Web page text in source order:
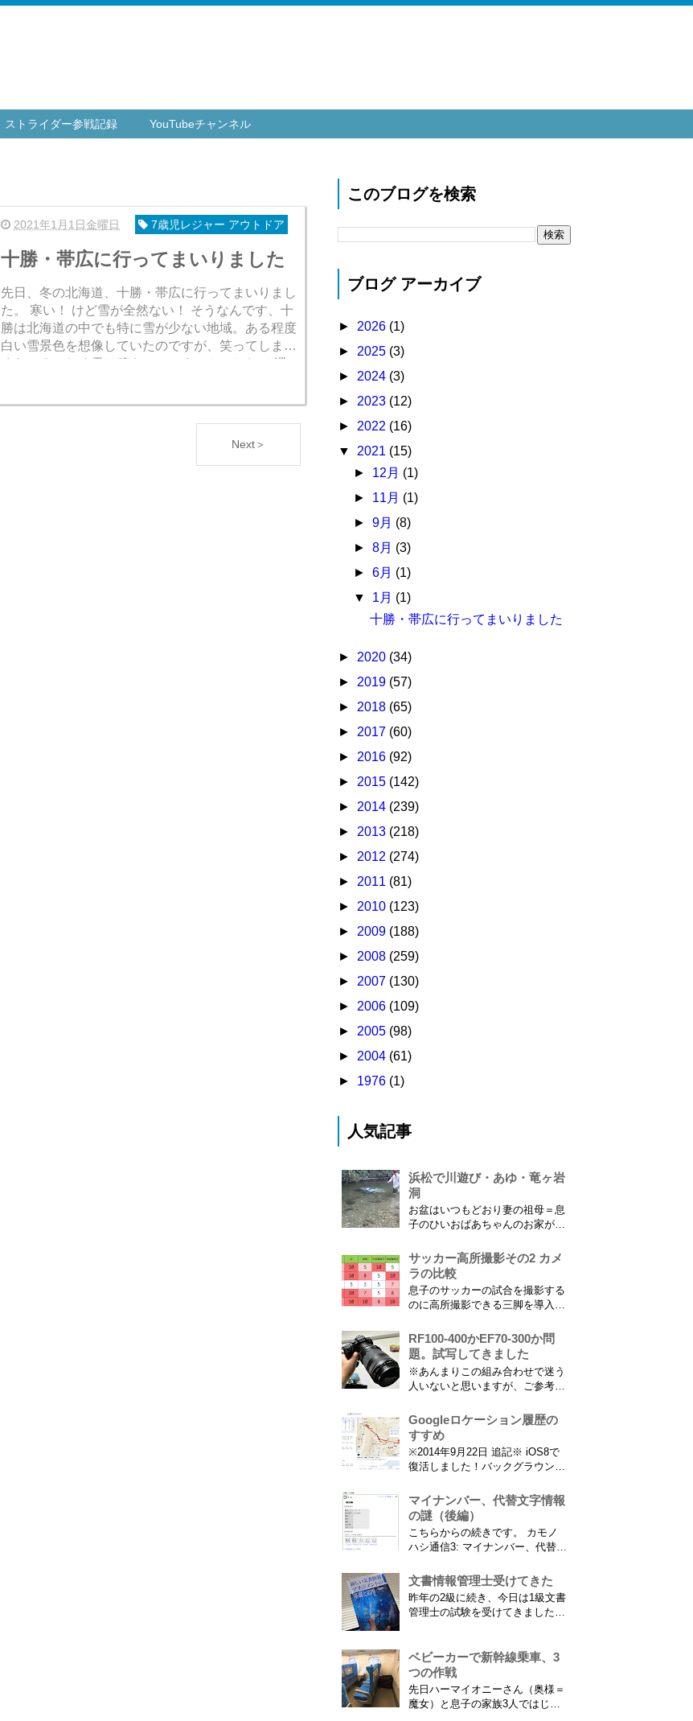
ストライダー参戦記録 YouTubeチャンネル
2021年1月1日金曜日 7歳児レジャー アウトドア
十勝・帯広に行ってまいりました
先日、冬の北海道、十勝・帯広に行ってまいりまし
た。 寒い！ けど雪が全然ない！ そうなんです、十
勝は北海道の中でも特に雪が少ない地域。ある程度
白い雪景色を想像していたのですが、笑ってしまう
くらいまったく雪は積もっていませんでした。 滞
Next＞
このブログを検索
ブログ アーカイブ
► 2026 (1)
► 2025 (3)
► 2024 (3)
► 2023 (12)
► 2022 (16)
▼ 2021 (15)
► 12月 (1)
► 11月 (1)
►9月 (8)
►8月 (3)
►6月 (1)
▼ 1月 (1)
十勝・帯広に行ってまいりました
► 2020 (34)
► 2019 (57)
► 2018 (65)
► 2017 (60)
► 2016 (92)
► 2015 (142)
► 2014 (239)
► 2013 (218)
► 2012 (274)
► 2011 (81)
► 2010 (123)
► 2009 (188)
► 2008 (259)
► 2007 (130)
► 2006 (109)
► 2005 (98)
► 2004 (61)
► 1976 (1)
人気記事
浜松で川遊び・あゆ・竜ヶ岩
洞
お盆はいつもどおり妻の祖母＝息
子のひいおばあちゃんのお家があ
ばあちゃんがご健在なのはとって
もありがたいことです。 5歳vs88
歳 ひいおばあちゃんとの対決！
カモノハシ通信3 神宮寺川で水遊
び、下の方に動画も付けてます
サッカー高所撮影その2 カメ
ラの比較
息子のサッカーの試合を撮影する
のに高所撮影できる三脚を導入し
さからフィールド全体（少年用な
ので大人用の半分の大きさです）
を撮影できればカメラを放置して
の撮影ができますし、選手のポジ
ショニングを俯瞰で見てあとから
問題...
RF100-400かEF70-300か問
題。試写してきました
※あんまりこの組み合わせで迷う
人いないと思いますが、ご参考に
とにご注意ください。 息子がサ
ッカーを始めたことで望遠レンズ
をつけての撮影機会がまた増えて
きました。使っているのは EF70-
300mm F4-5.6 IS USM というレ
Googleロケーション履歴の
すすめ
※2014年9月22日 追記※ iOS8で
復活しました！バックグラウンド
iPhone 6 Plusで確認しました。
カモノハシ通信3: Googleロケー
ション履歴がiOS8で復活！
※2013年11月8日 追記※ 残念な
こ...
マイナンバー、代替文字情報
の謎（後編）
こちらからの続きです。 カモノ
ハシ通信3: マイナンバー、代替文
供の名前に使える漢字には制限が
あります。たまに使える漢字が増
えたり減ったりしてニュースにな
ってますよね。（2015年１月には
てニュースになっていまし...
文書情報管理士受けてきた
昨年の2級に続き、今日は1級文書
管理士の試験を受けてきました。
かしい…。 ※後日追記※ 無事合
格してました。しかも成績が上位
3名以内？とかで表彰してもらい
ました\( ˆoˆ )/ 文書の取り扱いや
電子化、e文書...
ベビーカーで新幹線乗車、3
つの作戦
先日ハーマイオニーさん（奥様＝
魔女）と息子の家族3人ではじめ